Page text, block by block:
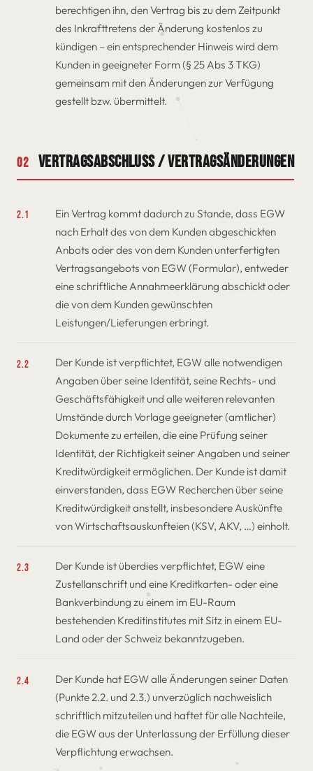
berechtigen ihn, den Vertrag bis zu dem Zeitpunkt
des Inkrafttretens der Änderung kostenlos zu
kündigen – ein entsprechender Hinweis wird dem
Kunden in geeigneter Form (§ 25 Abs 3 TKG)
gemeinsam mit den Änderungen zur Verfügung
gestellt bzw. übermittelt.
02 Vertragsabschluss / Vertragsänderungen
2.1
Ein Vertrag kommt dadurch zu Stande, dass EGW
nach Erhalt des von dem Kunden abgeschickten
Anbots oder des von dem Kunden unterfertigten
Vertragsangebots von EGW (Formular), entweder
eine schriftliche Annahmeerklärung abschickt oder
die von dem Kunden gewünschten
Leistungen/Lieferungen erbringt.
2.2
Der Kunde ist verpflichtet, EGW alle notwendigen
Angaben über seine Identität, seine Rechts- und
Geschäftsfähigkeit und alle weiteren relevanten
Umstände durch Vorlage geeigneter (amtlicher)
Dokumente zu erteilen, die eine Prüfung seiner
Identität, der Richtigkeit seiner Angaben und seiner
Kreditwürdigkeit ermöglichen. Der Kunde ist damit
einverstanden, dass EGW Recherchen über seine
Kreditwürdigkeit anstellt, insbesondere Auskünfte
von Wirtschaftsauskunfteien (KSV, AKV, …) einholt.
2.3
Der Kunde ist überdies verpflichtet, EGW eine
Zustellanschrift und eine Kreditkarten- oder eine
Bankverbindung zu einem im EU-Raum
bestehenden Kreditinstitutes mit Sitz in einem EU-
Land oder der Schweiz bekanntzugeben.
2.4
Der Kunde hat EGW alle Änderungen seiner Daten
(Punkte 2.2. und 2.3.) unverzüglich nachweislich
schriftlich mitzuteilen und haftet für alle Nachteile,
die EGW aus der Unterlassung der Erfüllung dieser
Verpflichtung erwachsen.